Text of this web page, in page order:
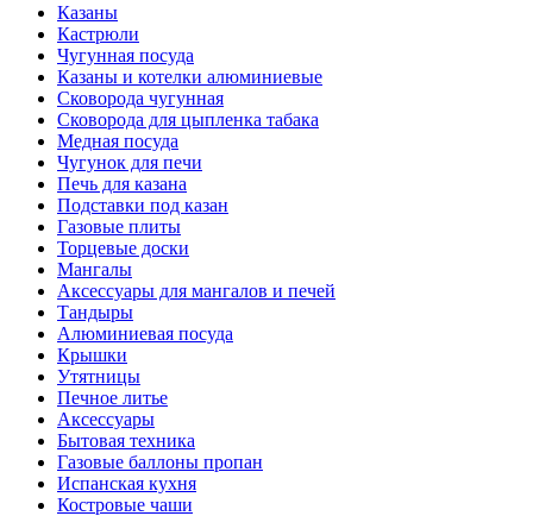
Казаны
Кастрюли
Чугунная посуда
Казаны и котелки алюминиевые
Сковорода чугунная
Сковорода для цыпленка табака
Медная посуда
Чугунок для печи
Печь для казана
Подставки под казан
Газовые плиты
Торцевые доски
Мангалы
Аксессуары для мангалов и печей
Тандыры
Алюминиевая посуда
Крышки
Утятницы
Печное литье
Аксессуары
Бытовая техника
Газовые баллоны пропан
Испанская кухня
Костровые чаши